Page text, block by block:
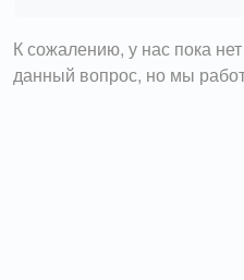
К сожалению, у нас пока нет
данный вопрос, но мы